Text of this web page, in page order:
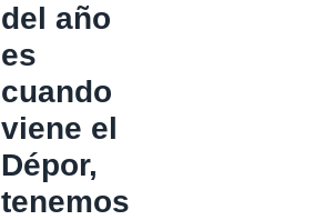
del año
es
cuando
viene el
Dépor,
tenemos